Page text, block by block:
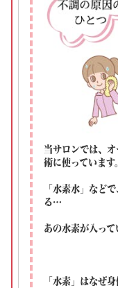
当サロンでは、
術に使っています。
「水素水」など
る…
あの水素が入っ
「水素」はなぜ